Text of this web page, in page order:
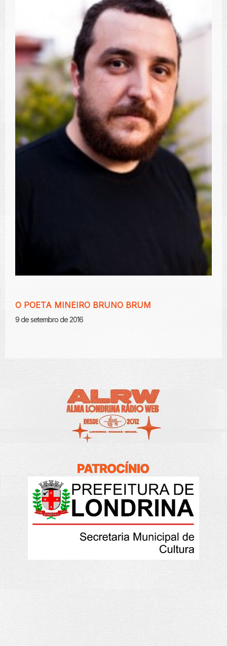
O POETA MINEIRO BRUNO BRUM
9 de setembro de 2016